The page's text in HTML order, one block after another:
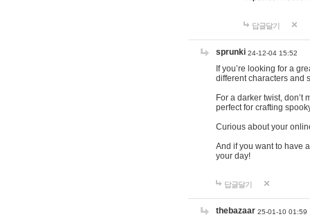
답글달기
sprunki 24-12-04 15:52
If you’re looking for a
different characters and
For a darker twist, don’t
perfect for crafting
Curious about your
And if you want to have
your day!
답글달기
thebazaar 25-01-10 01:59